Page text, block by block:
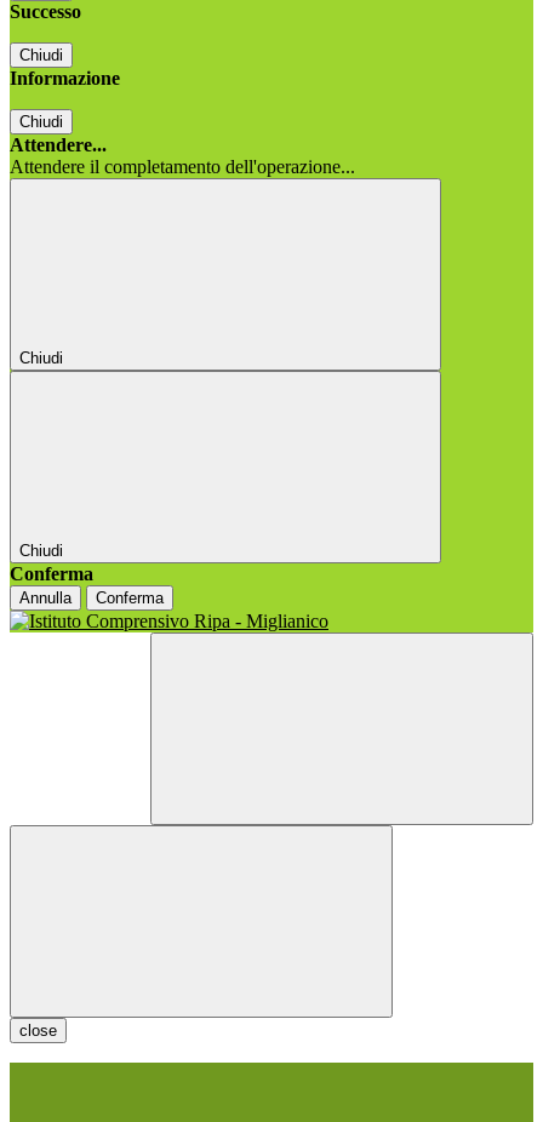
Successo
Chiudi
Informazione
Chiudi
Attendere...
Attendere il completamento dell'operazione...
Chiudi
Chiudi
Conferma
Annulla Conferma
close